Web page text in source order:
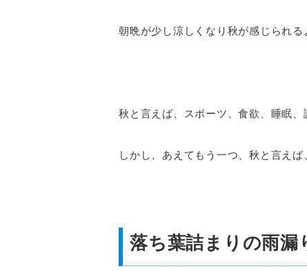
朝晩が少し涼しくなり秋が感じられる
秋と言えば、スポーツ、食欲、睡眠、
しかし、あえてもう一つ、秋と言えば
落ち葉詰まりの雨漏